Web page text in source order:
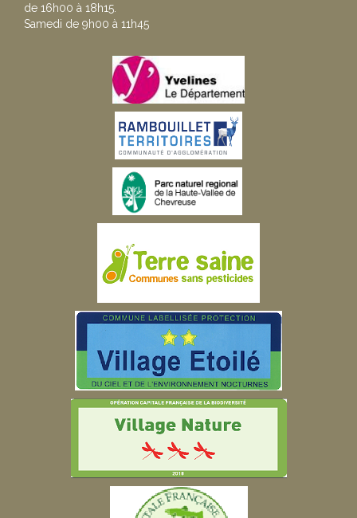
de 16h00 à 18h15.
Samedi de 9h00 à 11h45